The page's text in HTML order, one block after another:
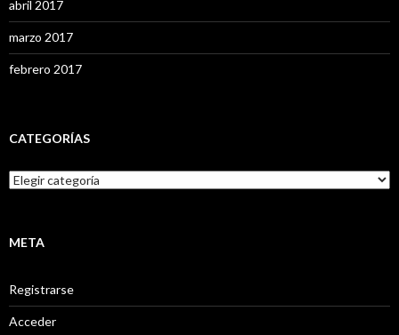
abril 2017
marzo 2017
febrero 2017
CATEGORÍAS
C
a
g
í
a
s
META
Registrarse
Acceder